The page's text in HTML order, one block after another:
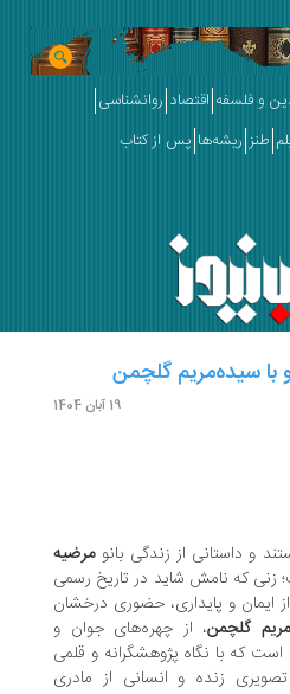
اقتصاد روانشناسی
ریشه‌ها پس از کتاب
گلچمن
از زندگی بانومرضیه
نامش شاید در تاریخ رسمی
و پایداری، حضوری درخشان
، از چهره‌های جوان و
نگاه پژوهشگرانه و قلمی
زنده و انسانی از مادری